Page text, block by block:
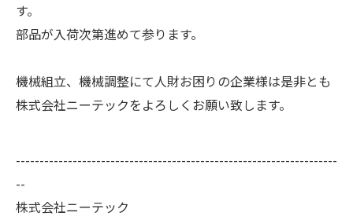
す。
部品が入荷次第進めて参ります。
機械組立、機械調整にて人財お困りの企業様は是非とも
株式会社ニーテックをよろしくお願い致します。
--------------------------------------------------------------------
--
株式会社ニーテック